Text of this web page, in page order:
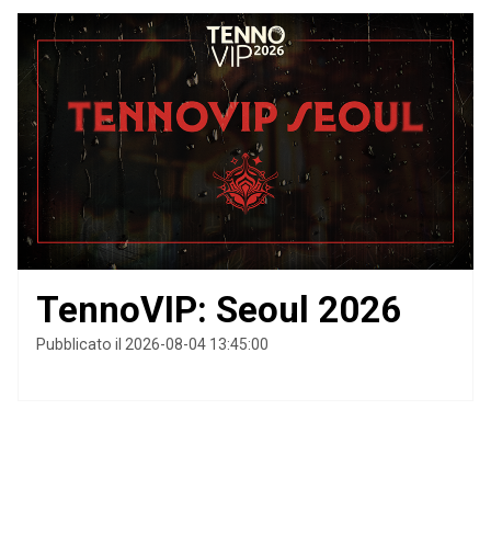
TennoVIP: Seoul 2026
Pubblicato il 2026-08-04 13:45:00